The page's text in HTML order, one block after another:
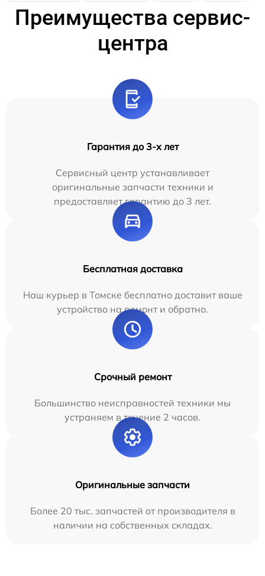
Преимущества сервис-
центра
Гарантия до 3-х лет
Сервисный центр устанавливает
оригинальные запчасти техники и
предоставляет гарантию до 3 лет.
Бесплатная доставка
Наш курьер в Томске бесплатно доставит ваше
устройство на ремонт и обратно.
Срочный ремонт
Большинство неисправностей техники мы
устраняем в течение 2 часов.
Оригинальные запчасти
Более 20 тыс. запчастей от производителя в
наличии на собственных складах.